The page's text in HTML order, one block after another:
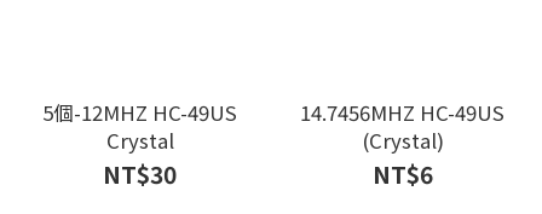
5個-12MHZ HC-49US
Crystal
NT$30
14.7456MHZ HC-49US
(Crystal)
NT$6